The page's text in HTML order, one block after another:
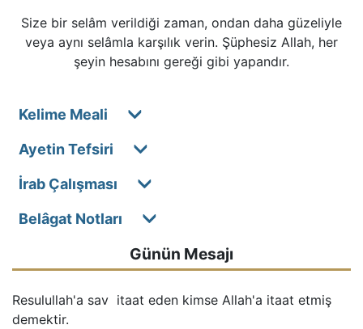
Size bir selâm verildiği zaman, ondan daha güzeliyle
veya aynı selâmla karşılık verin. Şüphesiz Allah, her
şeyin hesabını gereği gibi yapandır.
Kelime Meali
Ayetin Tefsiri
İrab Çalışması
Belâgat Notları
Günün Mesajı
Resulullah'a sav  itaat eden kimse Allah'a itaat etmiş
demektir.